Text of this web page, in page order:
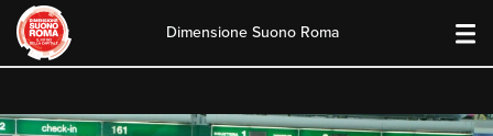
content
Dimensione Suono Roma